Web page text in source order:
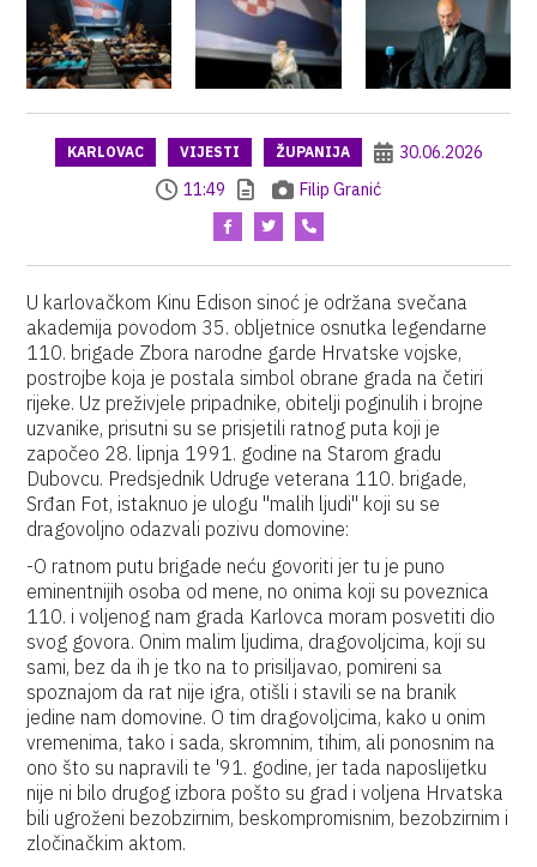
KARLOVAC VIJESTI ŽUPANIJA
30.06.2026
11:49
Filip Granić
U karlovačkom Kinu Edison sinoć je održana svečana
akademija povodom 35. obljetnice osnutka legendarne
110. brigade Zbora narodne garde Hrvatske vojske,
postrojbe koja je postala simbol obrane grada na četiri
rijeke. Uz preživjele pripadnike, obitelji poginulih i brojne
uzvanike, prisutni su se prisjetili ratnog puta koji je
započeo 28. lipnja 1991. godine na Starom gradu
Dubovcu. Predsjednik Udruge veterana 110. brigade,
Srđan Fot, istaknuo je ulogu "malih ljudi" koji su se
dragovoljno odazvali pozivu domovine:
-O ratnom putu brigade neću govoriti jer tu je puno
eminentnijih osoba od mene, no onima koji su poveznica
110. i voljenog nam grada Karlovca moram posvetiti dio
svog govora. Onim malim ljudima, dragovoljcima, koji su
sami, bez da ih je tko na to prisiljavao, pomireni sa
spoznajom da rat nije igra, otišli i stavili se na branik
jedine nam domovine. O tim dragovoljcima, kako u onim
vremenima, tako i sada, skromnim, tihim, ali ponosnim na
ono što su napravili te '91. godine, jer tada naposlijetku
nije ni bilo drugog izbora pošto su grad i voljena Hrvatska
bili ugroženi bezobzirnim, beskompromisnim, bezobzirnim i
zločinačkim aktom.